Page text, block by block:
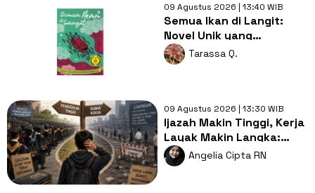
09 Agustus 2026 | 13:40 WIB
Semua Ikan di Langit:
Novel Unik yang
Mengajak Merenungi Arti
Kehidupan
Tarassa Q.
09 Agustus 2026 | 13:30 WIB
Ijazah Makin Tinggi, Kerja
Layak Makin Langka:
Siapa yang Gagal?
Angelia Cipta RN